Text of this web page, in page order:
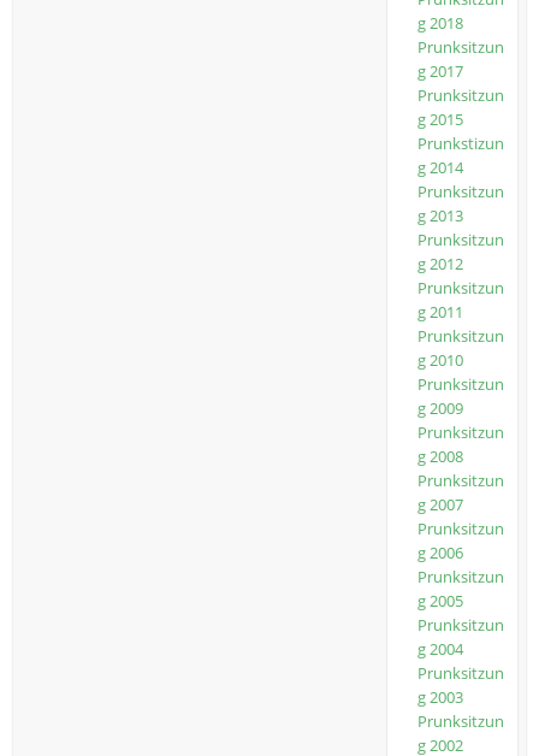
g 2018
Prunksitzun
g 2017
Prunksitzun
g 2015
Prunkstizun
g 2014
Prunksitzun
g 2013
Prunksitzun
g 2012
Prunksitzun
g 2011
Prunksitzun
g 2010
Prunksitzun
g 2009
Prunksitzun
g 2008
Prunksitzun
g 2007
Prunksitzun
g 2006
Prunksitzun
g 2005
Prunksitzun
g 2004
Prunksitzun
g 2003
Prunksitzun
g 2002